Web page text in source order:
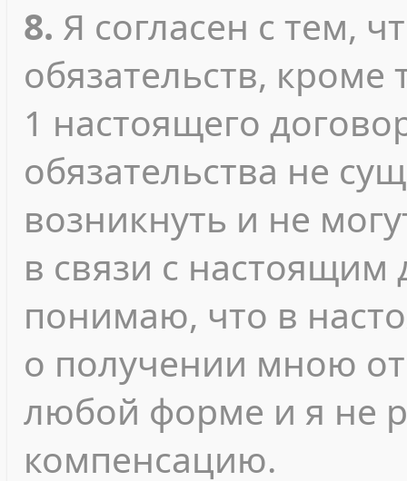
8. Я согласен с тем,
обязательств, кроме
1 настоящего
обязательства не
возникнуть и не
в связи с настоящим
понимаю, что в
о получении мною
любой форме и я не
компенсацию.